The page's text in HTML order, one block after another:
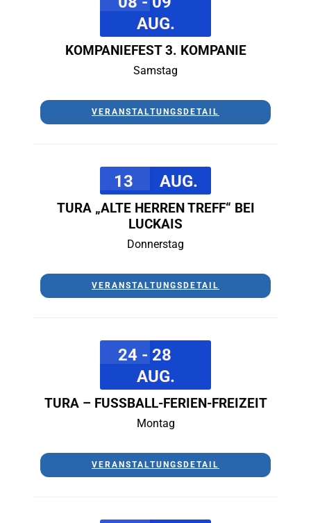
AUG.
KOMPANIEFEST 3. KOMPANIE
Samstag
VERANSTALTUNGSDETAIL
13 AUG.
TURA „ALTE HERREN TREFF“ BEI
LUCKAIS
Donnerstag
VERANSTALTUNGSDETAIL
24 - 28
AUG.
TURA – FUSSBALL-FERIEN-FREIZEIT
Montag
VERANSTALTUNGSDETAIL